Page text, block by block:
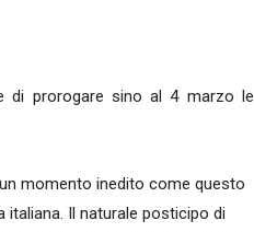
di prorogare sino al 4 marzo le
momento inedito come questo
italiana. Il naturale posticipo di